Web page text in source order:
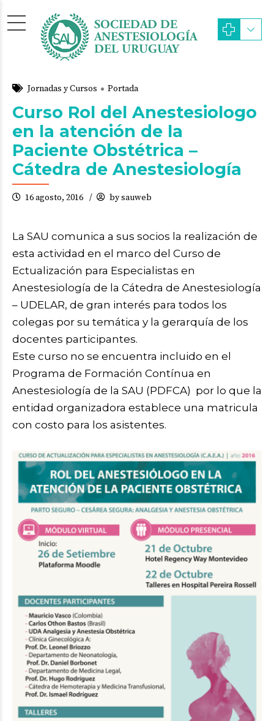
Jornadas y Cursos Portada
Curso Rol del Anestesiologo
en la atención de la
Paciente Obstétrica –
Cátedra de Anestesiología
16 agosto, 2016 by sauweb
La SAU comunica a sus socios la realización de
esta actividad en el marco del Curso de
Ectualización para Especialistas en
Anestesiología de la Cátedra de Anestesiología
– UDELAR, de gran interés para todos los
colegas por su temática y la gerarquía de los
docentes participantes.
Este curso no se encuentra incluido en el
Programa de Formación Contínua en
Anestesiología de la SAU (PDFCA) por lo que la
entidad organizadora establece una matricula
con costo para los asistentes.